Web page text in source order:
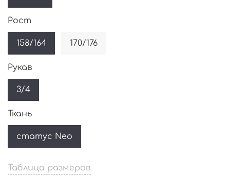
Таблица размеров
Рост
158/164 170/176
Рукав
3/4
Ткань
статус Neo